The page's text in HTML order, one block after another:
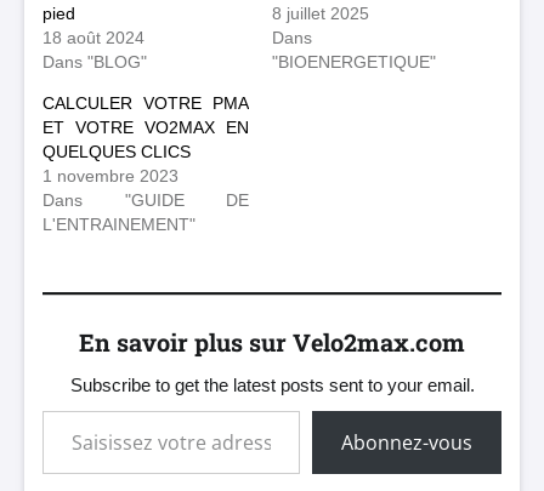
pied
18 août 2024
Dans "BLOG"
8 juillet 2025
Dans
"BIOENERGETIQUE"
CALCULER VOTRE PMA
ET VOTRE VO2MAX EN
QUELQUES CLICS
1 novembre 2023
Dans "GUIDE DE
L'ENTRAINEMENT"
En savoir plus sur Velo2max.com
Subscribe to get the latest posts sent to your email.
Saisissez votre adresse e-mail…
Abonnez-vous